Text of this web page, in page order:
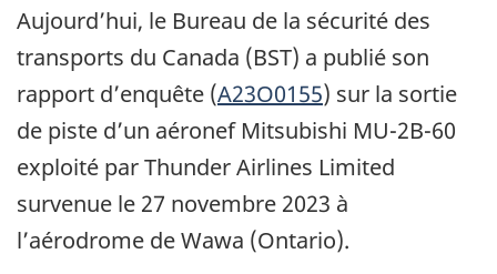
Aujourd’hui, le Bureau de la sécurité des
transports du Canada (BST) a publié son
rapport d’enquête (A23O0155) sur la sortie
de piste d’un aéronef Mitsubishi MU-2B-60
exploité par Thunder Airlines Limited
survenue le 27 novembre 2023 à
l’aérodrome de Wawa (Ontario).